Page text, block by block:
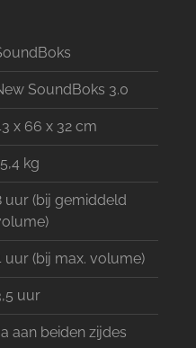
SoundBoks 3.0
x 66 x 32 cm
kg
uur (bij gemiddeld
uur (bij max. volume)
uur
aan beiden zijdes